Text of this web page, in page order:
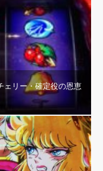
ェリー・確定役の恩恵